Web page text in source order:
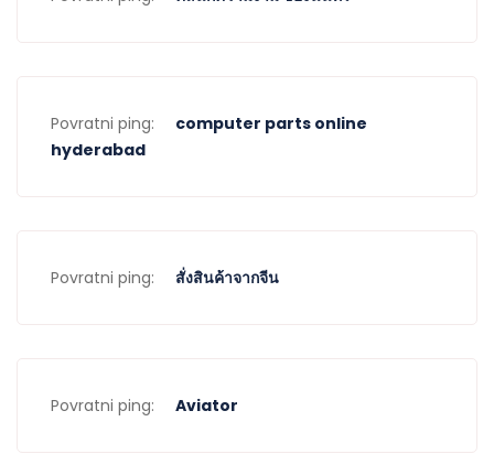
Povratni ping:
computer parts online
hyderabad
Povratni ping: สั่งสินค้าจากจีน
Povratni ping: Aviator